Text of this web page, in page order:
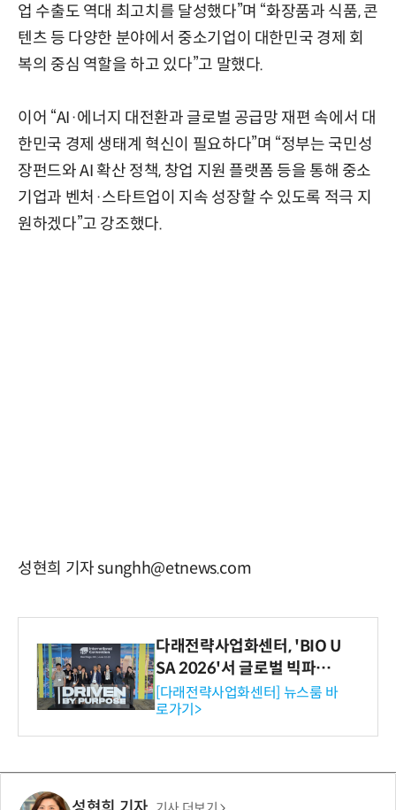
업 수출도 역대 최고치를 달성했다”며 “화장품과 식품, 콘
텐츠 등 다양한 분야에서 중소기업이 대한민국 경제 회
복의 중심 역할을 하고 있다”고 말했다.
이어 “AI·에너지 대전환과 글로벌 공급망 재편 속에서 대
한민국 경제 생태계 혁신이 필요하다”며 “정부는 국민성
장펀드와 AI 확산 정책, 창업 지원 플랫폼 등을 통해 중소
기업과 벤처·스타트업이 지속 성장할 수 있도록 적극 지
원하겠다”고 강조했다.
성현희 기자 sunghh@etnews.com
다래전략사업화센터, 'BIO U
SA 2026'서 글로벌 빅파마
와의 비즈니스 미팅 지원…K
-바이오 해외 진출 교두보 확
보
[다래전략사업화센터] 뉴스룸 바
로가기>